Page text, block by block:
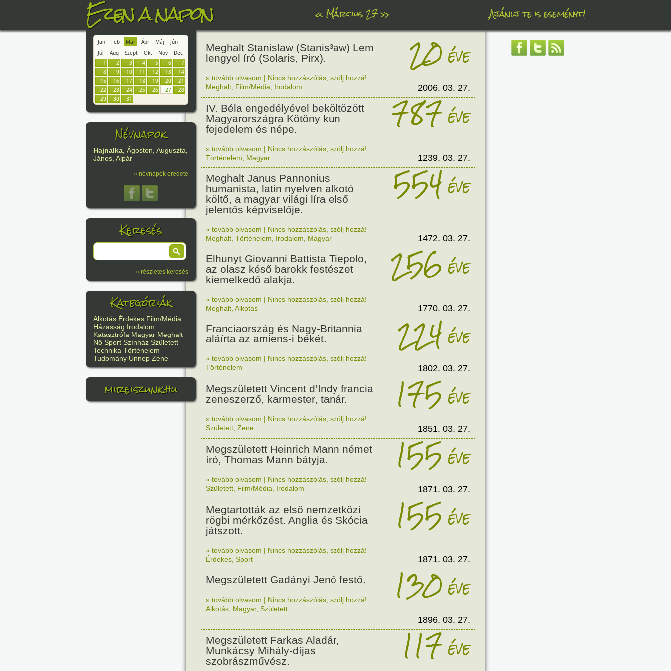
Ezen a napon « Március 27» Ajánlj te is eseményt!
Jan Feb Már Ápr Máj
Jún
Júl
Aug Szept Okt Nov
Dec
1
2 3 4 5 6
7
8
9 10 11 12 13
14
15
16 17 18 19 20
21
22
23 24 25 26 27
28
29
30 31
Névnapok
Hajnalka, Ágoston, Auguszta,
János, Alpár
» névnapok eredete
Keresés
» részletes keresés
Kategóriák
Alkotás Érdekes Film/Média
Házasság Irodalom
Katasztrófa Magyar Meghalt
Nő Sport Színház Született
Technika Történelem
Tudomány Ünnep Zene
mireiszunk.hu
Meghalt Stanislaw (Stanis³aw) Lem
lengyel író (Solaris, Pirx).
20 éve
» tovább olvasom | Nincs hozzászólás, szólj hozzá!
Meghalt Film/Média Irodalom 2006. 03. 27.
IV. Béla engedélyével beköltözött
Magyarországra Kötöny kun
fejedelem és népe.
787éve
» tovább olvasom | Nincs hozzászólás, szólj hozzá!
Történelem
Magyar 1239. 03. 27.
Meghalt Janus Pannonius
humanista, latin nyelven alkotó
költő, a magyar világi líra első
jelentős képviselője.
554éve
» tovább olvasom | Nincs hozzászólás, szólj hozzá!
Meghalt Történelem Irodalom Magyar 1472. 03. 27.
Elhunyt Giovanni Battista Tiepolo,
az olasz késő barokk festészet
kiemelkedő alakja.
256éve
» tovább olvasom | Nincs hozzászólás, szólj hozzá!
Meghalt Alkotás 1770. 03. 27.
Franciaország és Nagy-Britannia
aláírta az amiens-i békét.
224éve
» tovább olvasom | Nincs hozzászólás, szólj hozzá!
Történelem
1802. 03. 27.
Megszületett Vincent d’Indy francia
zeneszerző, karmester, tanár.
175éve
» tovább olvasom | Nincs hozzászólás, szólj hozzá!
Született Zene 1851. 03. 27.
Megszületett Heinrich Mann német
író, Thomas Mann bátyja.
155éve
» tovább olvasom | Nincs hozzászólás, szólj hozzá!
Született Film/Média Irodalom 1871. 03. 27.
Megtartották az első nemzetközi
rögbi mérkőzést. Anglia és Skócia
játszott.
155éve
» tovább olvasom | Nincs hozzászólás, szólj hozzá!
Érdekes Sport 1871. 03. 27.
Megszületett Gadányi Jenő festő. 130éve
» tovább olvasom | Nincs hozzászólás, szólj hozzá!
Alkotás Magyar, Született
1896. 03. 27.
Megszületett Farkas Aladár,
Munkácsy Mihály-díjas
szobrászművész.
117éve